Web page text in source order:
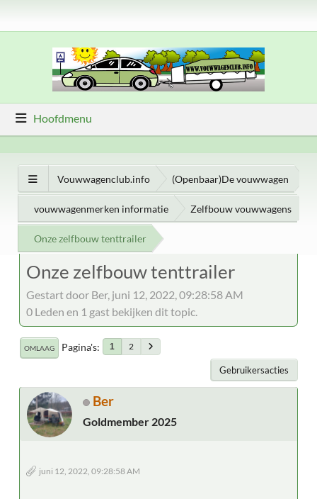
Hoofdmenu
Vouwwagenclub.info (Openbaar)De vouwwagen
vouwwagenmerken informatie Zelfbouw vouwwagens
Onze zelfbouw tenttrailer
Onze zelfbouw tenttrailer
Gestart door Ber, juni 12, 2022, 09:28:58 AM
0 Leden en 1 gast bekijken dit topic.
OMLAAG Pagina's 1 2
Gebruikersacties
Ber
Goldmember 2025
juni 12, 2022, 09:28:58 AM